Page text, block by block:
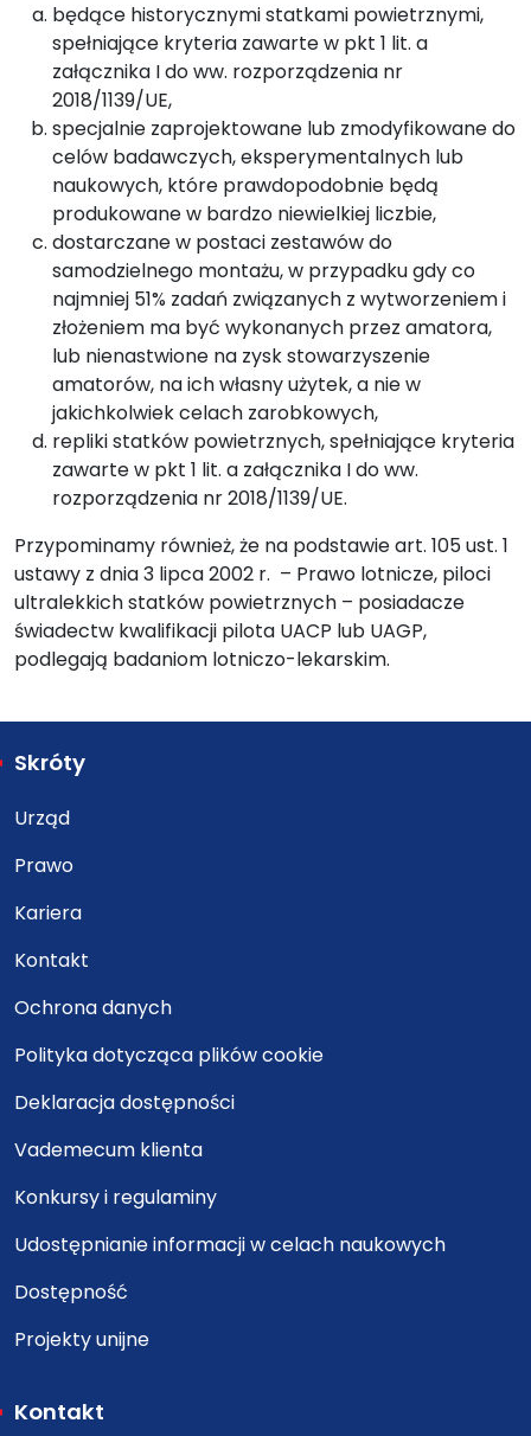
będące historycznymi statkami powietrznymi,
spełniające kryteria zawarte w pkt 1 lit. a
załącznika I do ww. rozporządzenia nr
2018/1139/UE,
specjalnie zaprojektowane lub zmodyfikowane do
celów badawczych, eksperymentalnych lub
naukowych, które prawdopodobnie będą
produkowane w bardzo niewielkiej liczbie,
dostarczane w postaci zestawów do
samodzielnego montażu, w przypadku gdy co
najmniej 51% zadań związanych z wytworzeniem i
złożeniem ma być wykonanych przez amatora,
lub nienastwione na zysk stowarzyszenie
amatorów, na ich własny użytek, a nie w
jakichkolwiek celach zarobkowych,
repliki statków powietrznych, spełniające kryteria
zawarte w pkt 1 lit. a załącznika I do ww.
rozporządzenia nr 2018/1139/UE.
Przypominamy również, że na podstawie art. 105 ust. 1
ustawy z dnia 3 lipca 2002 r. – Prawo lotnicze, piloci
ultralekkich statków powietrznych – posiadacze
świadectw kwalifikacji pilota UACP lub UAGP,
podlegają badaniom lotniczo-lekarskim.
Skróty
Urząd
Prawo
Kariera
Kontakt
Ochrona danych
Polityka dotycząca plików cookie
Deklaracja dostępności
Vademecum klienta
Konkursy i regulaminy
Udostępnianie informacji w celach naukowych
Dostępność
Projekty unijne
Kontakt